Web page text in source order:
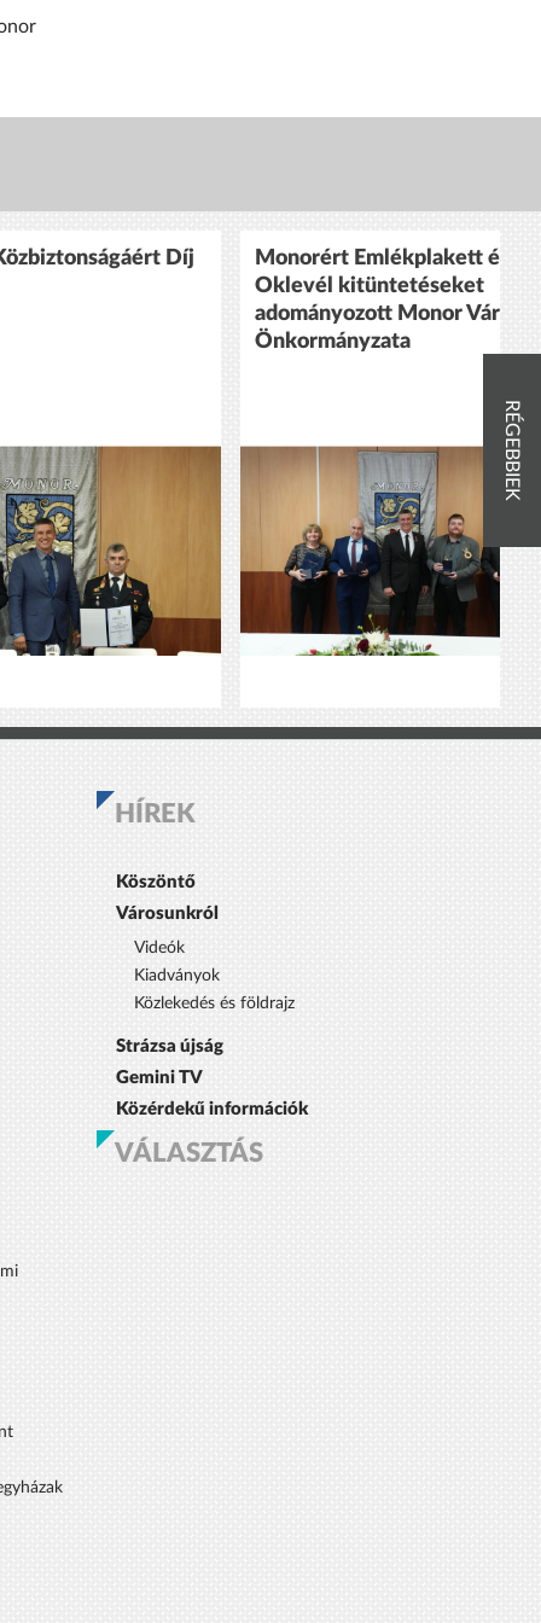
Díj
Monorért Emlékplakett és
Oklevél kitüntetéseket
adományozott Monor Város
Önkormányzata
RÉGEBBIEK
HÍREK
Köszöntő
Városunkról
Videók
Kiadványok
Közlekedés és földrajz
Strázsa újság
Gemini TV
Közérdekű információk
VÁLASZTÁS